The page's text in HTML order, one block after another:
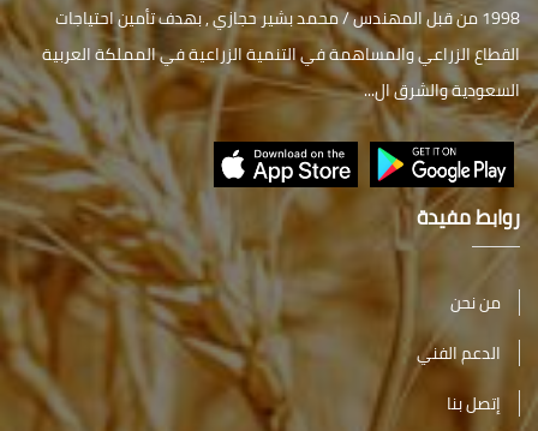
1998 من قبل المهندس / محمد بشير حجازي , بهدف تأمين احتياجات
القطاع الزراعي والمساهمة في التنمية الزراعية في المملكة العربية
السعودية والشرق ال...
روابط مفيدة
من نحن
الدعم الفني
إتصل بنا